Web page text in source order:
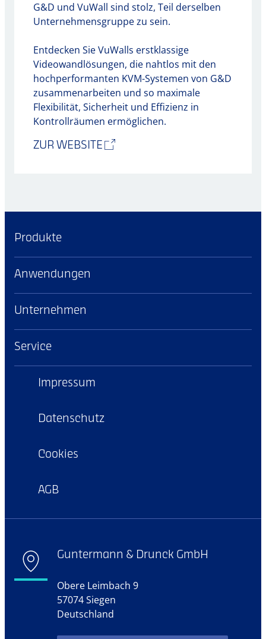
G&D und VuWall sind stolz, Teil derselben
Unternehmensgruppe zu sein.
Entdecken Sie VuWalls erstklassige
Videowandlösungen, die nahtlos mit den
hochperformanten KVM-Systemen von G&D
zusammenarbeiten und so maximale
Flexibilität, Sicherheit und Effizienz in
Kontrollräumen ermöglichen.
ZUR WEBSITE
Produkte
Anwendungen
Unternehmen
Service
Impressum
Datenschutz
Cookies
AGB
Guntermann & Drunck GmbH
Obere Leimbach 9
57074 Siegen
Deutschland